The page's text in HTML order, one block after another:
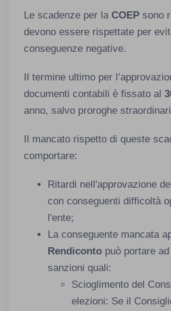
Le scadenze per la COEP sono
devono essere rispettate per
conseguenze negative.
Il termine ultimo per
documenti contabili è fissato al
anno, salvo proroghe
Il mancato rispetto di queste
comportare:
Ritardi nell'approvazione
con conseguenti difficoltà
l'ente;
La conseguente mancata
Rendiconto può portare
sanzioni quali:
Scioglimento del
elezioni: Se il